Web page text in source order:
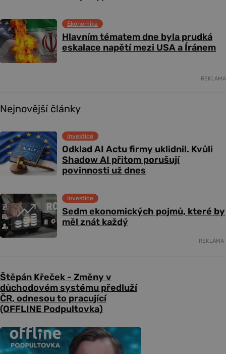
Hlavním tématem dne byla prudká
eskalace napětí mezi USA a Íránem
Ekonomika
REKLAMA
Nejnovější články
Odklad AI Actu firmy uklidnil. Kvůli
Shadow AI přitom porušují
povinnosti už dnes
Investice
Sedm ekonomických pojmů, které by
měl znát každý
Investice
REKLAMA
Štěpán Křeček - Změny v
důchodovém systému předluží
ČR, odnesou to pracující
(OFFLINE Podpultovka)